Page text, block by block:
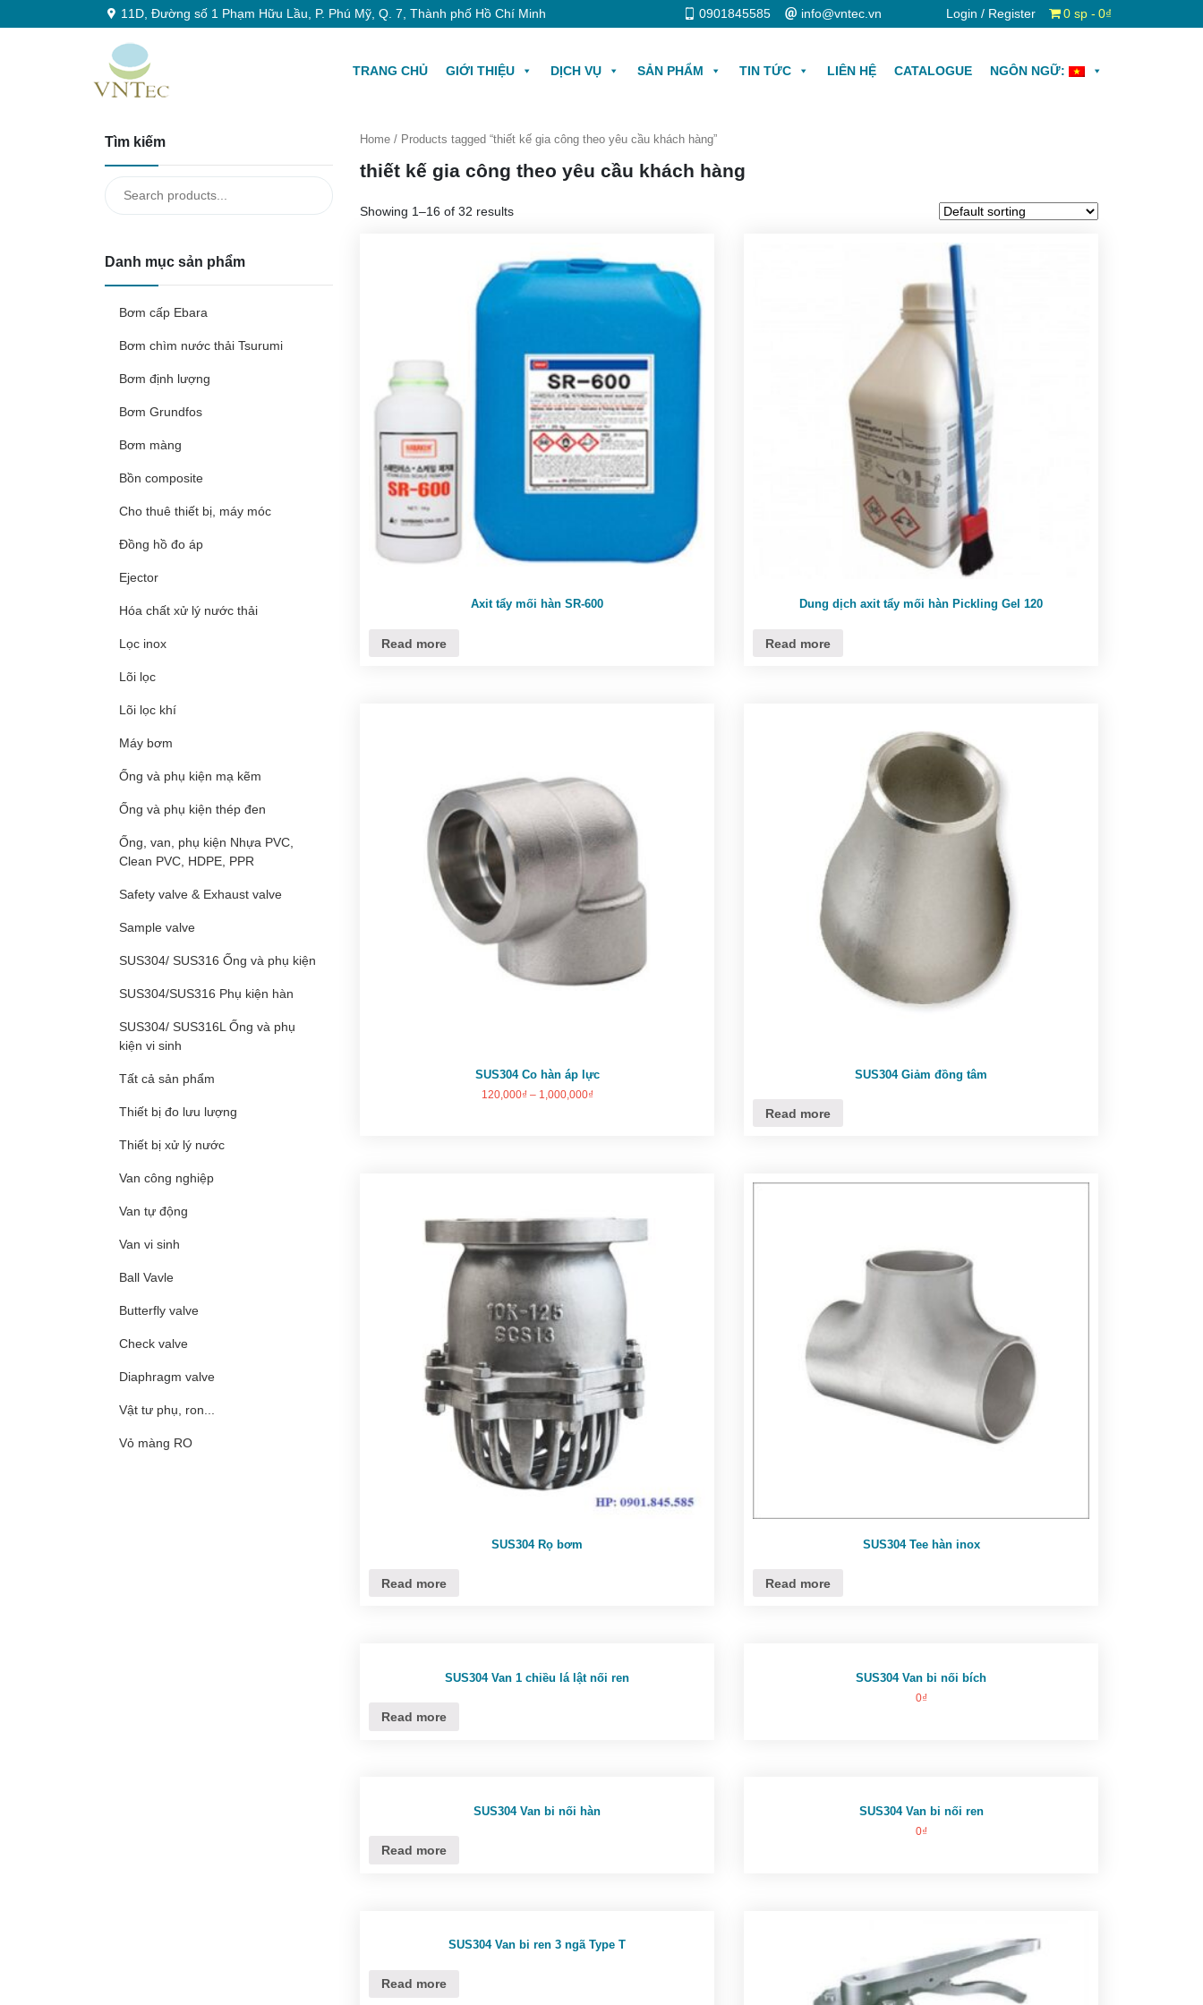
11D, Đường số 1 Phạm Hữu Lầu, P. Phú Mỹ, Q. 7, Thành phố Hồ Chí Minh 0901845585 info@vntec.vn Login / Register 0 sp 0₫
TRANG CHỦ GIỚI THIỆU DỊCH VỤ SẢN PHẨM TIN TỨC LIÊN HỆ CATALOGUE NGÔN NGỮ:
Tìm kiếm
Search
for:
Danh mục sản phẩm
Bơm cấp Ebara
Bơm chìm nước thải Tsurumi
Bơm định lượng
Bơm Grundfos
Bơm màng
Bồn composite
Cho thuê thiết bị, máy móc
Đồng hồ đo áp
Ejector
Hóa chất xử lý nước thải
Lọc inox
Lõi lọc
Lõi lọc khí
Máy bơm
Ống và phụ kiện mạ kẽm
Ống và phụ kiện thép đen
Ống, van, phụ kiện Nhựa PVC,
Clean PVC, HDPE, PPR
Safety valve & Exhaust valve
Sample valve
SUS304/ SUS316 Ống và phụ kiện
SUS304/SUS316 Phụ kiện hàn
SUS304/ SUS316L Ống và phụ
kiện vi sinh
Tất cả sản phẩm
Thiết bị đo lưu lượng
Thiết bị xử lý nước
Van công nghiệp
Van tự động
Van vi sinh
Ball Vavle
Butterfly valve
Check valve
Diaphragm valve
Vật tư phụ, ron...
Vỏ màng RO
Home / Products tagged “thiết kế gia công theo yêu cầu khách hàng”
thiết kế gia công theo yêu cầu khách hàng
Showing 1–16 of 32 results
Axit tẩy mối hàn SR-600
Read more
Dung dịch axit tẩy mối hàn Pickling Gel 120
Read more
SUS304 Co hàn áp lực
120,000₫– 1,000,000₫
SUS304 Giảm đồng tâm
Read more
SUS304 Rọ bơm
Read more
SUS304 Tee hàn inox
Read more
SUS304 Van 1 chiều lá lật nối ren
Read more
SUS304 Van bi nối bích
0₫
SUS304 Van bi nối hàn
Read more
SUS304 Van bi nối ren
0₫
SUS304 Van bi ren 3 ngã Type T
Read more